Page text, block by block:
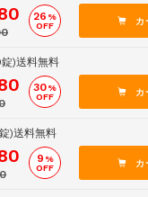
26%
OFF
)送料無料
30%
OFF
)送料無料
9%
OFF